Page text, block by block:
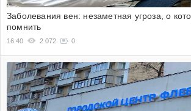
Заболевания вен: незаметная угроза, о
помнить
16:40 2 072 0